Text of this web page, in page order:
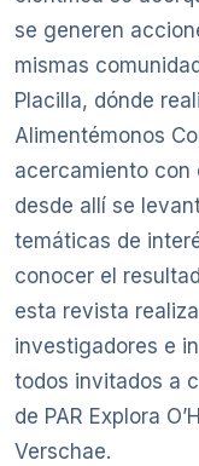
se generen
mismas
Placilla, dónde
Alimentémonos
acercamiento con
desde allí se
temáticas de
conocer el
esta revista
investigadores e
todos invitados a
de PAR Explora
Verschae.